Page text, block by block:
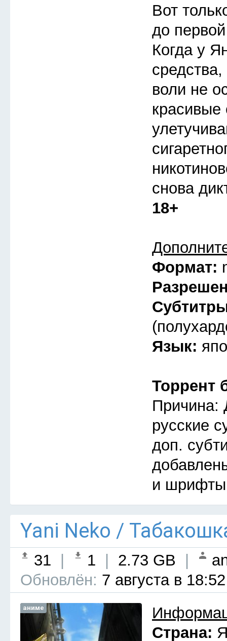
Вот
до
Когда у
воли не
снова
18+
Формат:
Язык:
Торрент
Причина:
русские
доп.
и
Yani Neko /
31 1 2.73 GB
Обновлён: 7 августа в 18:52
аниме
Страна: